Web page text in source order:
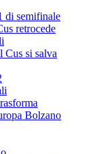
di semifinale
retrocede
Cus si salva
Bolzano